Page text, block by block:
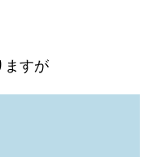
ますが